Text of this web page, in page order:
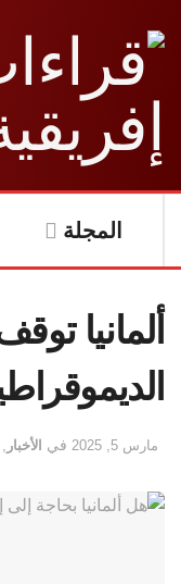
المجلة
ألمانيا
مارس 5, 2025 في الأخبار